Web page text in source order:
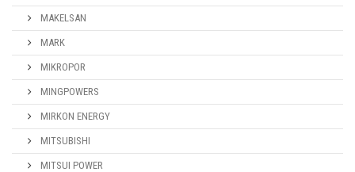
MAKELSAN
MARK
MIKROPOR
MINGPOWERS
MIRKON ENERGY
MITSUBISHI
MITSUI POWER